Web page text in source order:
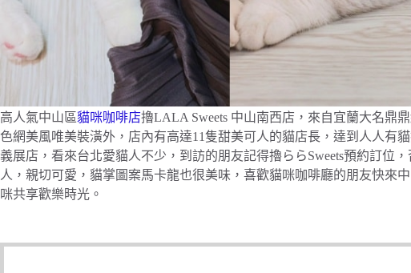
高人氣中山區貓咪咖啡店擼LALA Sweets 中山南西店，來自宜蘭大名鼎
色網美風唯美裝潢外，店內有高達11隻甜美可人的貓店長，達到人人有
義展店，看來台北愛貓人不少，到訪的朋友記得擼ららSweets預約訂位
人，親切可愛，貓掌圖案馬卡龍也很美味，喜歡貓咪咖啡廳的朋友快來
咪共享歡樂時光。